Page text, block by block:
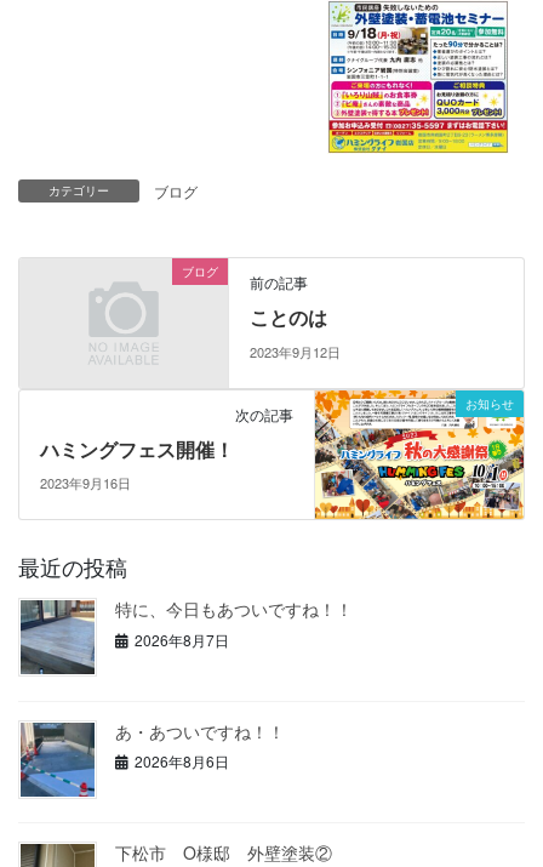
カテゴリー ブログ
ブログ 前の記事
ことのは
2023年9月12日
お知らせ
次の記事
ハミングフェス開催！
2023年9月16日
最近の投稿
特に、今日もあついですね！！
2026年8月7日
あ・あついですね！！
2026年8月6日
下松市 O様邸 外壁塗装②